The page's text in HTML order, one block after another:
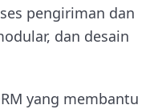
pengiriman dan
dan desain
yang membantu